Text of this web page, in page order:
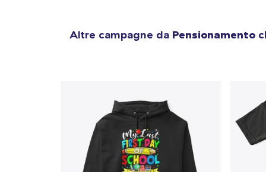
Altre campagne da Pensionamento